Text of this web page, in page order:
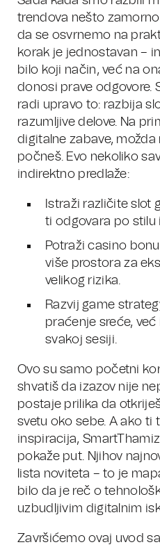
trendova nešto
da se osvrnemo na
korak je jednostavan –
bilo koji način, već na
donosi prave odgovore.
radi upravo to: razbija
razumljive delove. Na
digitalne zabave, možda
počneš. Evo nekoliko
indirektno predlaže:
Istraži različite slot
ti odgovara po stilu
Potraži casino
više prostora za
velikog rizika.
Razvij game
praćenje sreće,
svakoj sesiji.
Ovo su samo početni
shvatiš da izazov nije
postaje prilika da
svetu oko sebe. A ako ti
inspiracija,
pokaže put. Njihov
lista noviteta – to je
bilo da je reč o
uzbudljivim digitalnim
Završićemo ovaj uvod